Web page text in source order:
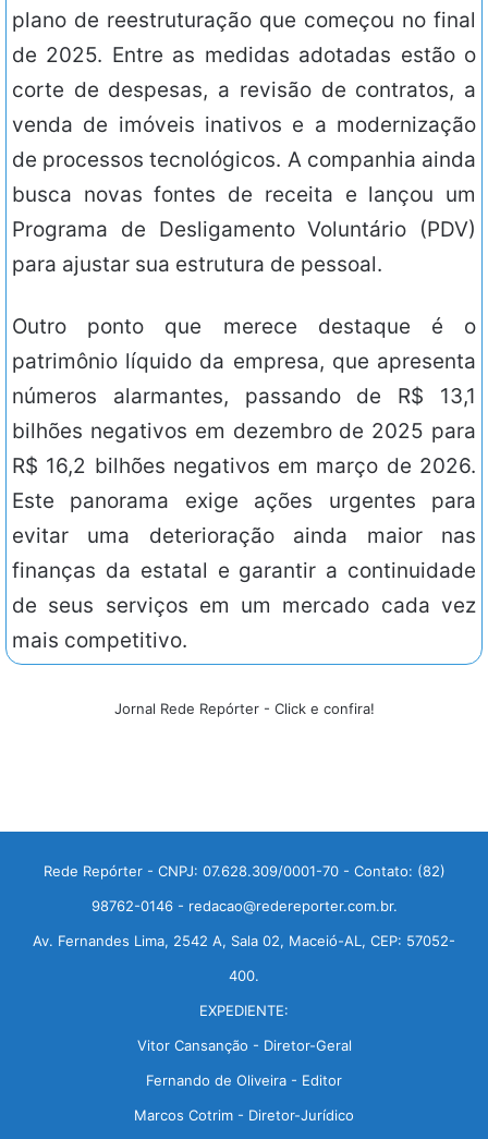
plano de reestruturação que começou no final
de 2025. Entre as medidas adotadas estão o
corte de despesas, a revisão de contratos, a
venda de imóveis inativos e a modernização
de processos tecnológicos. A companhia ainda
busca novas fontes de receita e lançou um
Programa de Desligamento Voluntário (PDV)
para ajustar sua estrutura de pessoal.
Outro ponto que merece destaque é o
patrimônio líquido da empresa, que apresenta
números alarmantes, passando de R$ 13,1
bilhões negativos em dezembro de 2025 para
R$ 16,2 bilhões negativos em março de 2026.
Este panorama exige ações urgentes para
evitar uma deterioração ainda maior nas
finanças da estatal e garantir a continuidade
de seus serviços em um mercado cada vez
mais competitivo.
Jornal Rede Repórter - Click e confira!
Rede Repórter - CNPJ: 07.628.309/0001-70 - Contato: (82)
98762-0146 - redacao@redereporter.com.br.
Av. Fernandes Lima, 2542 A, Sala 02, Maceió-AL, CEP: 57052-
400.
EXPEDIENTE:
Vitor Cansanção - Diretor-Geral
Fernando de Oliveira - Editor
Marcos Cotrim - Diretor-Jurídico